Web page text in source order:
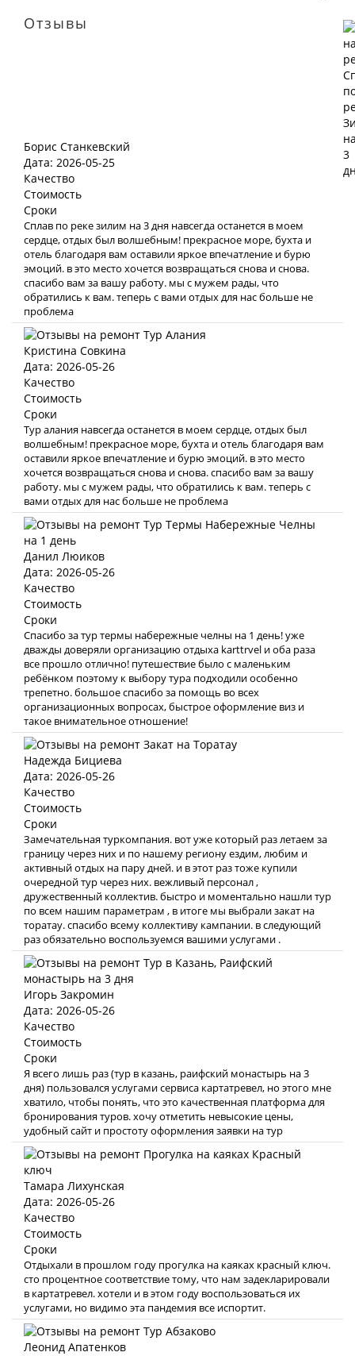
Отзывы
Борис Станкевский
Дата: 2026-05-25
Качество
Стоимость
Сроки
Сплав по реке зилим на 3 дня навсегда останется в моем
сердце, отдых был волшебным! прекрасное море, бухта и
отель благодаря вам оставили яркое впечатление и бурю
эмоций. в это место хочется возвращаться снова и снова.
спасибо вам за вашу работу. мы с мужем рады, что
обратились к вам. теперь с вами отдых для нас больше не
проблема
Кристина Совкина
Дата: 2026-05-26
Качество
Стоимость
Сроки
Тур алания навсегда останется в моем сердце, отдых был
волшебным! прекрасное море, бухта и отель благодаря вам
оставили яркое впечатление и бурю эмоций. в это место
хочется возвращаться снова и снова. спасибо вам за вашу
работу. мы с мужем рады, что обратились к вам. теперь с
вами отдых для нас больше не проблема
Данил Люиков
Дата: 2026-05-26
Качество
Стоимость
Сроки
Спасибо за тур термы набережные челны на 1 день! уже
дважды доверяли организацию отдыха karttrvel и оба раза
все прошло отлично! путешествие было с маленьким
ребёнком поэтому к выбору тура подходили особенно
трепетно. большое спасибо за помощь во всех
организационных вопросах, быстрое оформление виз и
такое внимательное отношение!
Надежда Бициева
Дата: 2026-05-26
Качество
Стоимость
Сроки
Замечательная туркомпания. вот уже который раз летаем за
границу через них и по нашему региону ездим, любим и
активный отдых на пару дней. и в этот раз тоже купили
очередной тур через них. вежливый персонал ,
дружественный коллектив. быстро и моментально нашли тур
по всем нашим параметрам , в итоге мы выбрали закат на
торатау. спасибо всему коллективу кампании. в следующий
раз обязательно воспользуемся вашими услугами .
Игорь Закромин
Дата: 2026-05-26
Качество
Стоимость
Сроки
Я всего лишь раз (тур в казань, раифский монастырь на 3
дня) пользовался услугами сервиса картатревел, но этого мне
хватило, чтобы понять, что это качественная платформа для
бронирования туров. хочу отметить невысокие цены,
удобный сайт и простоту оформления заявки на тур
Тамара Лихунская
Дата: 2026-05-26
Качество
Стоимость
Сроки
Отдыхали в прошлом году прогулка на каяках красный ключ.
сто процентное соответствие тому, что нам задекларировали
в картатревел. хотели и в этом году воспользоваться их
услугами, но видимо эта пандемия все испортит.
Леонид Апатенков